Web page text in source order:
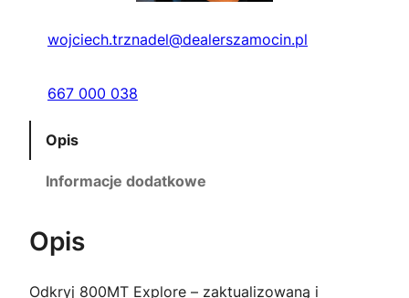
wojciech.trznadel@dealerszamocin.pl
667 000 038
Opis
Informacje dodatkowe
Opis
Odkryj 800MT Explore – zaktualizowaną i